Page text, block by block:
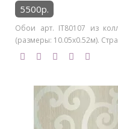
5500р.
Обои арт. IT80107 из
(размеры: 10.05х0.52м).